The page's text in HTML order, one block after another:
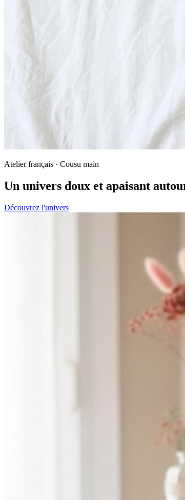
Atelier français · Cousu main
Un univers doux et apaisant
Découvrez l'univers